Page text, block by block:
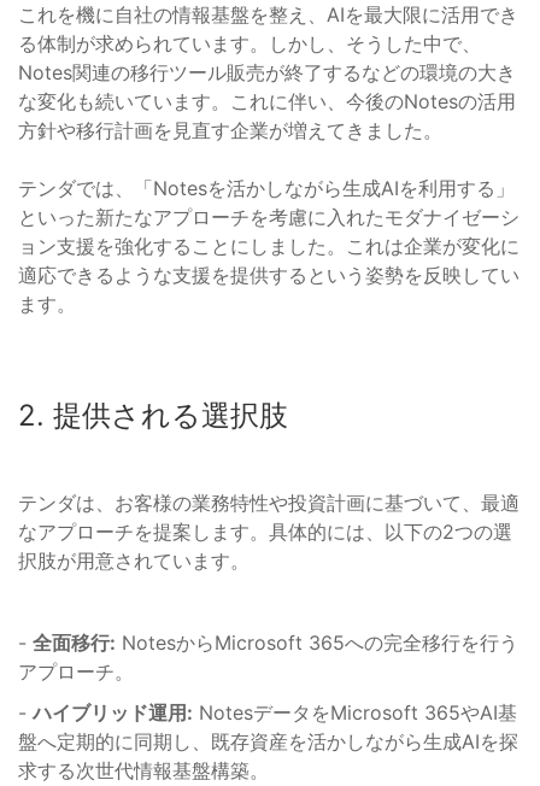
これを機に自社の情報基盤を整え、AIを最大限に活用でき
る体制が求められています。しかし、そうした中で、
Notes関連の移行ツール販売が終了するなどの環境の大き
な変化も続いています。これに伴い、今後のNotesの活用
方針や移行計画を見直す企業が増えてきました。
テンダでは、「Notesを活かしながら生成AIを利用する」
といった新たなアプローチを考慮に入れたモダナイゼーシ
ョン支援を強化することにしました。これは企業が変化に
適応できるような支援を提供するという姿勢を反映してい
ます。
2. 提供される選択肢
テンダは、お客様の業務特性や投資計画に基づいて、最適
なアプローチを提案します。具体的には、以下の2つの選
択肢が用意されています。
- 全面移行: NotesからMicrosoft 365への完全移行を行う
アプローチ。
-ハイブリッド運用: NotesデータをMicrosoft 365やAI基
盤へ定期的に同期し、既存資産を活かしながら生成AIを探
求する次世代情報基盤構築。